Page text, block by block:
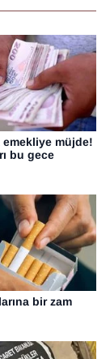
müjde!
bu gece
bir zam